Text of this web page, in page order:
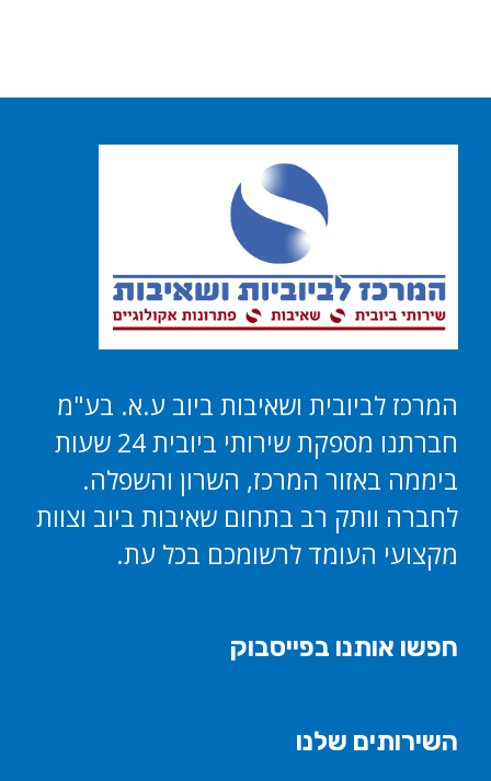
המרכז לביובית ושאיבות ביוב ע.א. בע"מ
חברתנו מספקת שירותי ביובית 24 שעות
ביממה באזור המרכז, השרון והשפלה.
לחברה וותק רב בתחום שאיבות ביוב וצוות
מקצועי העומד לרשומכם בכל עת.
חפשו אותנו בפייסבוק
השירותים שלנו